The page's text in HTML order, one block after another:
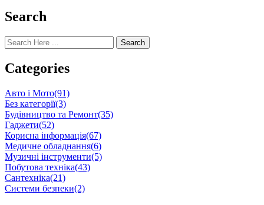
Search
Search
Categories
Авто і Мото(91)
Без категорії(3)
Будівництво та Ремонт(35)
Гаджети(52)
Корисна інформація(67)
Медичне обладнання(6)
Музичні інструменти(5)
Побутова техніка(43)
Сантехніка(21)
Системи безпеки(2)